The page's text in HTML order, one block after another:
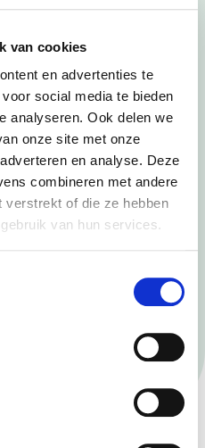
van cookies
en advertenties te
social media te bieden
analyseren. Ook delen we
onze site met onze
en analyse. Deze
combineren met andere
verstrekt of die ze hebben
van hun services.
tot 22.00 uur open zijn.
en banketbakkers brood en
vanaf twee uur voor
(open na 22.00 uur)